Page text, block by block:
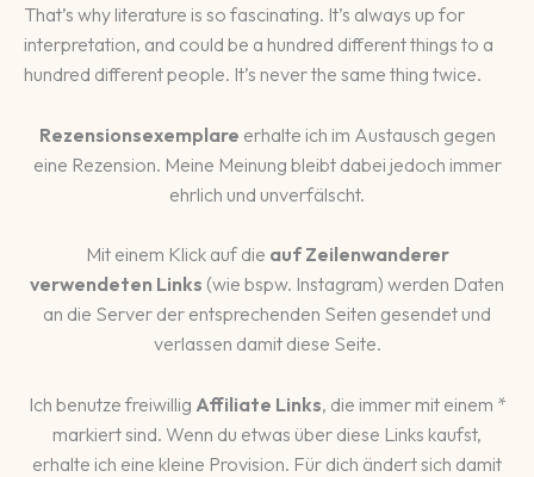
That’s why literature is so fascinating. It’s always up for
interpretation, and could be a hundred different things to a
hundred different people. It’s never the same thing twice.
Rezensionsexemplare erhalte ich im Austausch gegen
eine Rezension. Meine Meinung bleibt dabei jedoch immer
ehrlich und unverfälscht.
Mit einem Klick auf die auf Zeilenwanderer
verwendeten Links (wie bspw. Instagram) werden Daten
an die Server der entsprechenden Seiten gesendet und
verlassen damit diese Seite.
Ich benutze freiwillig Affiliate Links, die immer mit einem *
markiert sind. Wenn du etwas über diese Links kaufst,
erhalte ich eine kleine Provision. Für dich ändert sich damit